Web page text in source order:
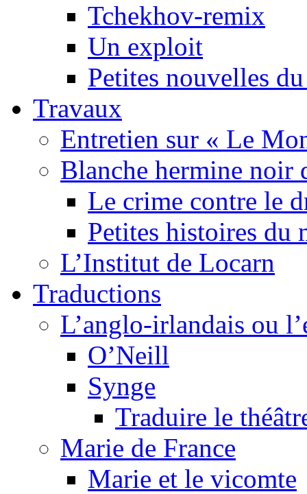
Tchekhov-remix
Un exploit
Petites nouvelles
Travaux
Entretien sur « Le
Blanche hermine noir
Le crime contre le
Petites histoires du
L’Institut de Locarn
Traductions
L’anglo-irlandais ou
O’Neill
Synge
Traduire le
Marie de France
Marie et le vicomte